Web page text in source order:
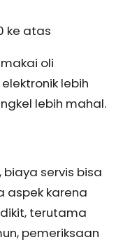
ke atas
oli
lebih
lebih mahal.
biaya servis bisa
aspek karena
terutama
pemeriksaan